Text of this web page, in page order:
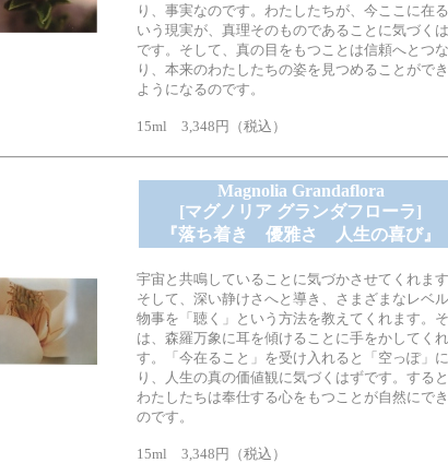
り、事実なのです。わたしたちが、今ここに在
いう現実が、真理そのものであることに気づく
です。そして、真の目をもつことは信頼へとつ
り、本来のわたしたちの姿を見つめることがで
ようになるのです。
15ml 3,348円（税込）
Magnolia Grandaflora
[マグノリア グランダフローラ]
『落ち着き 優雅さ 人生の喜び』
宇宙と共鳴していることに気づかさせてくれます
そして、深い静けさへと導き、さまざまなレベ
物事を「聴く」という方法を教えてくれます。
は、森羅万象に耳を傾けることに手をかしてく
す。「今在ること」を受け入れると「空っぽ」
り、人生の真の価値観に気づくはずです。すると
わたしたちは奉仕する心をもつことが自然にで
のです。
15ml 3,348円（税込）